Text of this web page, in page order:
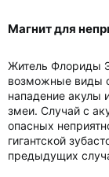
Магнит для
Житель Флориды
возможные виды
нападение акулы
змеи. Случай с
опасных
гигантской
предыдущих